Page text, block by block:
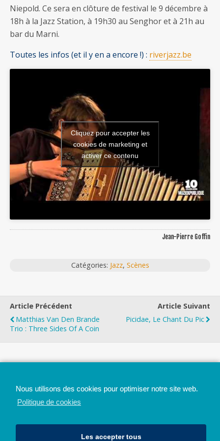
Niepold. Ce sera en clôture de festival le 9 décembre à
18h à la Jazz Station, à 19h30 au Senghor et à 21h au
bar du Marni.
Toutes les infos (et il y en a encore !) : riverjazz.be
Cliquez pour accepter les
cookies de marketing et
activer ce contenu
Jean-Pierre Goffin
Catégories: Jazz, Scènes
Article Précédent
Matthias Van Den Brande
Trio : Three Sides Of A Coin
Article Suivant
Picidae, Le Chant Du Pic
Nous utilisons des cookies pour optimiser notre site web.
Politique de cookies
Les accepter tous